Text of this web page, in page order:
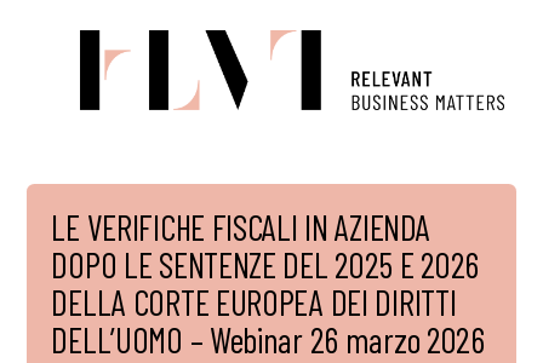
LE VERIFICHE FISCALI IN AZIENDA
DOPO LE SENTENZE DEL 2025 E 2026
DELLA CORTE EUROPEA DEI DIRITTI
DELL’UOMO – Webinar 26 marzo 2026